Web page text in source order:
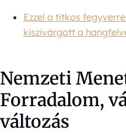
Ezzel a titkos
kiszivárgott a
Nemzeti
Forradalom,
változás